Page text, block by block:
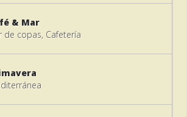
& Mar
de copas, Cafetería